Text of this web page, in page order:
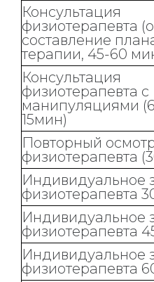
Консультация
физиотерапевта
составление
терапии, 45-60
Консультация
физиотерапевта с
манипуляциями
15мин)
Повторный
физиотерапевта
Индивидуальное
физиотерапевта
Индивидуальное
физиотерапевта
Индивидуальное
физиотерапевта